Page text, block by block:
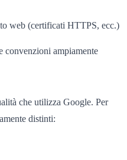
web (certificati HTTPS, ecc.)
convenzioni ampiamente
che utilizza Google. Per
distinti: